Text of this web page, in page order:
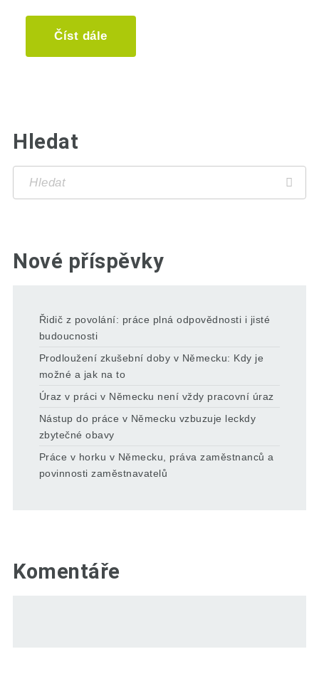
Číst dále
Hledat
Nové příspěvky
Řidič z povolání: práce plná odpovědnosti i jisté
budoucnosti
Prodloužení zkušební doby v Německu: Kdy je
možné a jak na to
Úraz v práci v Německu není vždy pracovní úraz
Nástup do práce v Německu vzbuzuje leckdy
zbytečné obavy
Práce v horku v Německu, práva zaměstnanců a
povinnosti zaměstnavatelů
Komentáře